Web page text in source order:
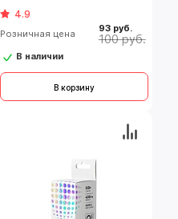
4.9
Розничная цена 93 руб.
100 руб.
В наличии
В корзину